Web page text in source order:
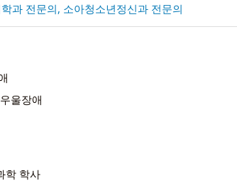
과 전문의, 소아청소년정신과 전문의
울장애
학 학사